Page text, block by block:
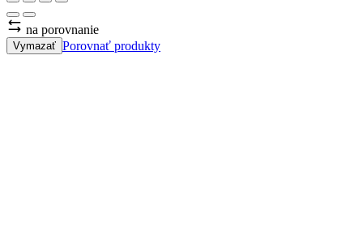
na porovnanie
Vymazať Porovnať produkty